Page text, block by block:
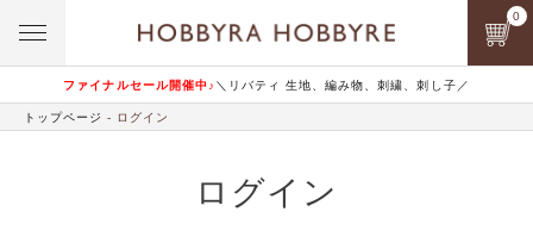
ファイナルセール開催中♪ ＼リバティ 生地、編み物、刺繍、刺し子／
0
トップページ ログイン
ログイン